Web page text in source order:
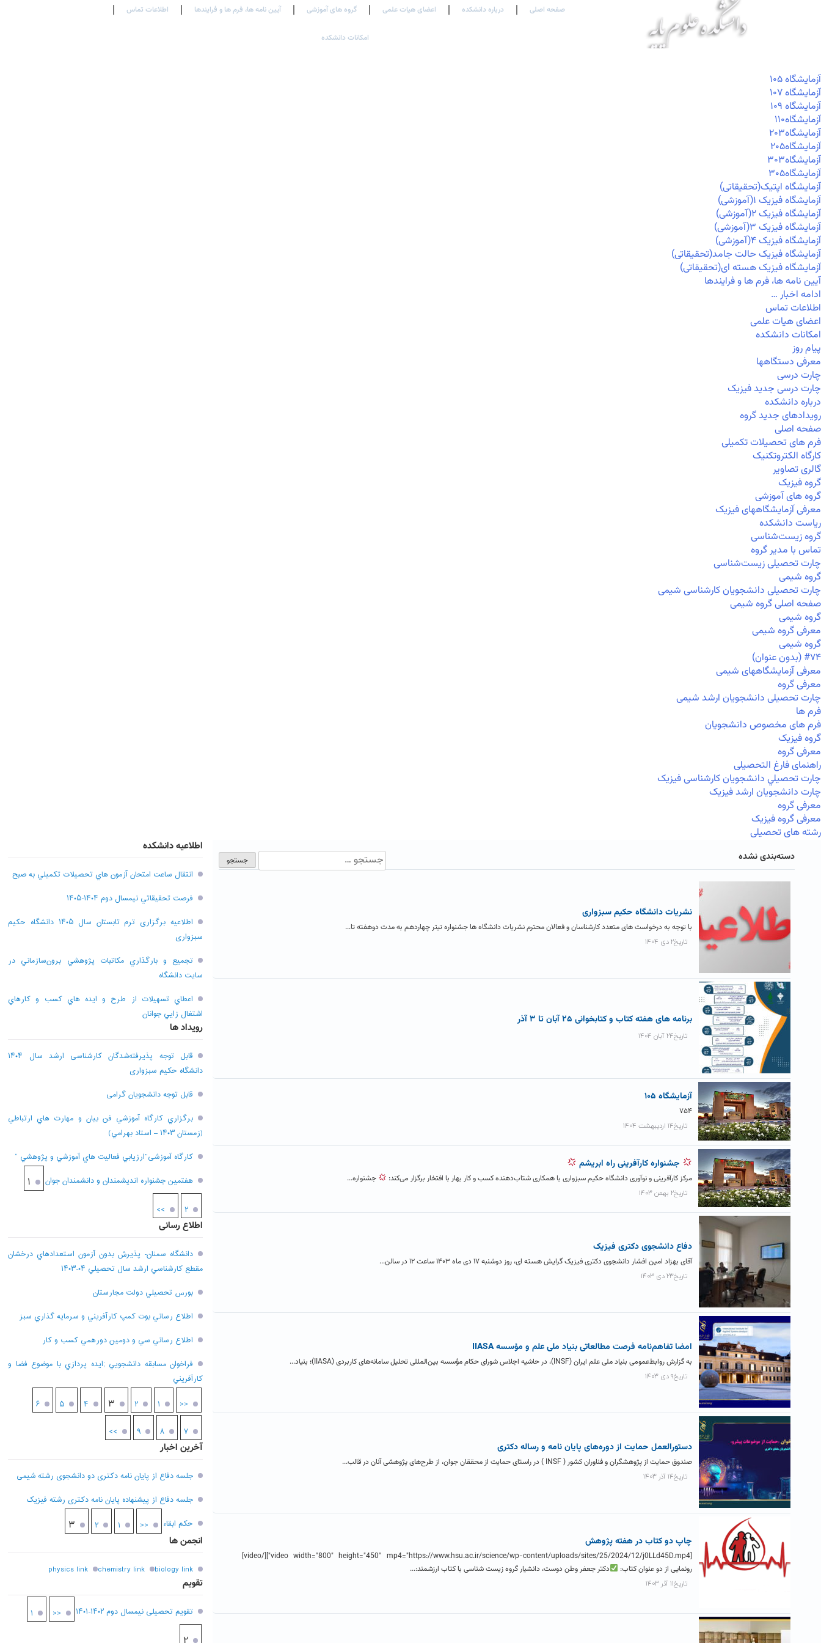
صفحه اصلی درباره دانشکده اعضای هیات علمی گروه های آموزشی آیین نامه ها، فرم ها و فرایندها اطلاعات تماس
امکانات دانشکده
آزمايشگاه ۱۰۵
آزمايشگاه ۱۰۷
آزمايشگاه ۱۰۹
آزمايشگاه۱۱۰
آزمايشگاه۲۰۳
آزمايشگاه۲۰۵
آزمايشگاه۳۰۳
آزمايشگاه۳۰۵
آزمایشگاه اپتیک(تحقیقاتی)
آزمایشگاه فیزیک ۱(آموزشی)
آزمایشگاه فیزیک ۲(آموزشی)
آزمایشگاه فیزیک ۳(آموزشی)
آزمایشگاه فیزیک ۴(آموزشی)
آزمایشگاه فیزیک حالت جامد(تحقیقاتی)
آزمایشگاه فیزیک هسته ای(تحقیقاتی)
آیین نامه ها، فرم ها و فرایندها
ادامه اخبار …
اطلاعات تماس
اعضای هیات علمی
امکانات دانشکده
پیام روز
معرفی دستگاهها
چارت درسی
چارت درسی جدید فیزیک
درباره دانشکده
رویدادهای جدید گروه
صفحه اصلی
فرم های تحصیلات تکمیلی
کارگاه الکتروتکنیک
گالری تصاویر
گروه فیزیک
گروه های آموزشی
معرفی آزمایشگاههای فیزیک
ریاست دانشکده
گروه زیست‌شناسی
تماس با مدیر گروه
چارت تحصیلی زیست‌شناسی
گروه شیمی
چارت تحصیلی دانشجویان کارشناسی شیمی
صفحه اصلی گروه شیمی
گروه شیمی
معرفی گروه شیمی
گروه شیمی
#۷۴ (بدون عنوان)
معرفی آزمایشگاههای شیمی
معرفی گروه
چارت تحصیلی دانشجویان ارشد شیمی
فرم ها
فرم های مخصوص دانشجویان
گروه فیزیک
معرفی گروه
راهنمای فارغ التحصیلی
چارت تحصيلي دانشجویان کارشناسی فیزیک
چارت دانشجویان ارشد فیزیک
معرفی گروه
معرفی گروه فیزیک
رشته های تحصیلی
دسته‌بندی نشده
نشریات دانشگاه حکیم سبزواری
با توجه به درخواست های متعدد کارشناسان و فعالان محترم نشریات دانشگاه ها جشنواره تیتر چهاردهم به مدت دوهفته تا...
تاریخ۲ دی ۱۴۰۴
برنامه های هفته کتاب و کتابخوانی ۲۵ آبان تا ۳ آذر
تاریخ۲۴ آبان ۱۴۰۴
آزمايشگاه ۱۰۵
۷۵۴
تاریخ۱۴ اردیبهشت ۱۴۰۴
جشنواره کارآفرینی راه ابریشم
مرکز کارآفرینی و نوآوری دانشگاه حکیم سبزواری با همکاری شتاب‌دهنده کسب و کار بهار با افتخار برگزار می‌کند: جشنواره...
تاریخ۲ بهمن ۱۴۰۳
دفاع دانشجوی دکتری فیزیک
آقای بهزاد امین افشار دانشجوی دکتری فیزیک گرایش هسته ای، روز دوشنبه ۱۷ دی ماه ۱۴۰۳ ساعت ۱۲ در سالن...
تاریخ۲۳ دی ۱۴۰۳
امضا تفاهم‌نامه فرصت مطالعاتی بنیاد ملی علم و مؤسسه IIASA
به گزارش روابط‌عمومی بنیاد ملی علم ایران (INSF)، در حاشیه اجلاس شورای حکام مؤسسه بین‌المللی تحلیل سامانه‌های کاربردی (IIASA)؛ بنیاد...
تاریخ۹ دی ۱۴۰۳
دستورالعمل حمایت از دوره‌های پایان نامه و رساله دکتری
صندوق حمایت از پژوهشگران و فناوران کشور ( INSF ) در راستای حمایت از محققان جوان، از طرح‌های پژوهشی آنان در قالب...
تاریخ۱۴ آذر ۱۴۰۳
چاپ دو کتاب در هفته پژوهش
[video width="800" height="450" mp4="https://www.hsu.ac.ir/science/wp-content/uploads/sites/25/2024/12/j0LLd45D.mp4"][/video]
رونمایی از دو عنوان کتاب:
دکتر جعفر وطن دوست، دانشیار گروه زیست شناسی با کتاب ارزشمند:...
تاریخ۱۱ آذر ۱۴۰۳
اطلاعیه دانشکده
انتقال ساعت امتحان آزمون هاي تحصيلات تکميلي به صبح
فرصت تحقيقاتي نیمسال دوم ۱۴۰۴-۱۴۰۵
اطلاعیه برگزاری ترم تابستان سال ۱۴۰۵ دانشگاه حکیم
سبزواری
تجميع و بارگذاري مکاتبات پژوهشي برون‌سازماني در
سايت دانشگاه
اعطاي تسهيلات از طرح و ايده هاي کسب و کارهاي
اشتغال زايي جوانان
رویداد ها
قابل توجه پذیرفته‌شدگان کارشناسی ارشد سال ۱۴۰۴
دانشگاه حکیم سبزواری
قابل توجه دانشجویان گرامی
برگزاري کارگاه آموزشي فن بيان و مهارت هاي ارتباطي
(زمستان ۱۴۰۳ – استاد بهرامي)
کارگاه آموزشی”ارزيابي فعاليت هاي آموزشي و پژوهشي “
هفتمين جشنواره انديشمندان و دانشمندان جوان
۱
۲ >>
اطلاع رسانی
دانشگاه سمنان- پذيرش بدون آزمون استعدادهاي درخشان
مقطع کارشناسي ارشد سال تحصيلي ۰۴-۱۴۰۳
بورس تحصيلي دولت مجارستان
اطلاع رساني بوت کمپ کارآفريني و سرمايه گذاري سبز
اطلاع رساني سي و دومين دورهمي کسب و کار
فراخوان مسابقه دانشجويي ;ايده پردازي با موضوع فضا و
کارآفريني
<< ۱ ۲ ۳ ۴ ۵ ۶
۷ ۸ ۹ >>
آخرین اخبار
جلسه دفاع از پایان نامه دکتری دو دانشجوی رشته شیمی
جلسه دفاع از پیشنهاده پایان نامه دکتری رشته فیزیک
حکم ابقاء
<< ۱ ۲ ۳
انجمن ها
biology link
chemistry link
physics link
تقویم
تقویم تحصیلی نیمسال دوم ۱۴۰۲-۱۴۰۱ << ۱